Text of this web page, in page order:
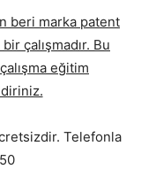
beri marka patent
çalışmadır. Bu
eğitim
Telefonla